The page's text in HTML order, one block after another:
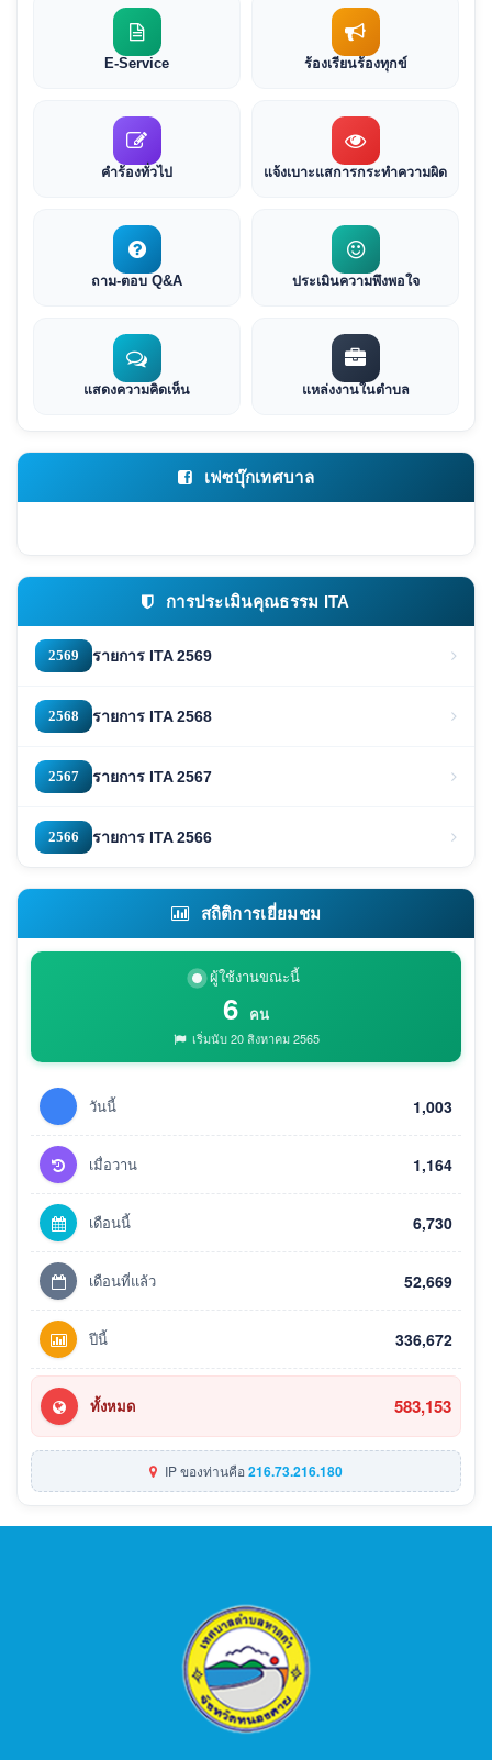
E-Service ร้องเรียนร้องทุกข์
คำร้องทั่วไป แจ้งเบาะแสการกระทำความผิด
ถาม-ตอบ Q&A ประเมินความพึงพอใจ
แสดงความคิดเห็น แหล่งงานในตำบล
เฟซบุ๊กเทศบาล
การประเมินคุณธรรม ITA
2569 รายการ ITA 2569
2568 รายการ ITA 2568
2567 รายการ ITA 2567
2566 รายการ ITA 2566
สถิติการเยี่ยมชม
ผู้ใช้งานขณะนี้
6 คน
เริ่มนับ 20 สิงหาคม 2565
วันนี้ 1,003
เมื่อวาน 1,164
เดือนนี้ 6,730
เดือนที่แล้ว 52,669
ปีนี้ 336,672
ทั้งหมด 583,153
IP ของท่านคือ216.73.216.180